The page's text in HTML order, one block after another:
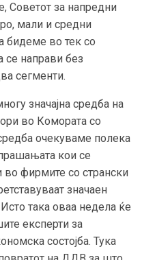
Советот за напредни
мали и средни
бидеме во тек со
се направи без
сегменти.
значајна средба на
во Комората со
очекуваме полека
кои се
во фирмите со странски
значаен
така оваа недела ќе
експерти за
состојба. Тука